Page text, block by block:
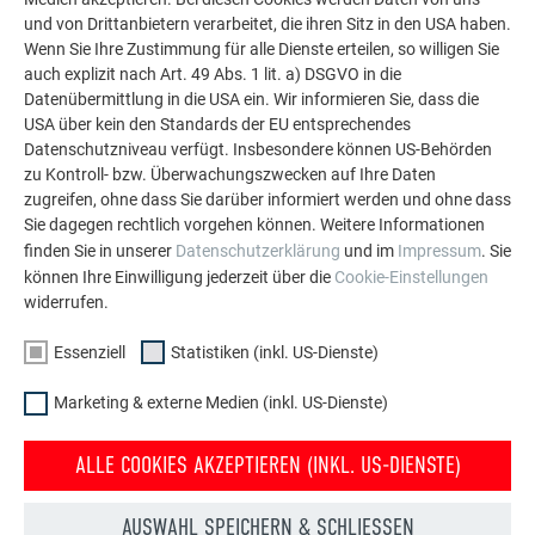
Erdgeschoss verbaute, lackierte Stahl und das
pulverbeschichtete Blech sowie die Alu-Holz-Fensterrahmen
sind farblich auf das Dach abgestimmt. Damit wird das
Aluminiumdach zum verbindenden Element im
architektonischen Gesamtkonzept.
und von Drittanbietern verarbeitet, die ihren Sitz in den USA haben.
Wenn Sie Ihre Zustimmung für alle Dienste erteilen, so willigen Sie
auch explizit nach Art. 49 Abs. 1 lit. a) DSGVO in die
Datenübermittlung in die USA ein. Wir informieren Sie, dass die
USA über kein den Standards der EU entsprechendes
Datenschutzniveau verfügt. Insbesondere können US-Behörden
zu Kontroll- bzw. Überwachungszwecken auf Ihre Daten
zugreifen, ohne dass Sie darüber informiert werden und ohne dass
Sie dagegen rechtlich vorgehen können. Weitere Informationen
finden Sie in unserer Datenschutzerklärung und im Impressum. Sie
können Ihre Einwilligung jederzeit über die Cookie-Einstellungen
widerrufen.
Essenziell Statistiken (inkl. US-Dienste)
Marketing & externe Medien (inkl. US-Dienste)
ALLE COOKIES AKZEPTIEREN (INKL. US-DIENSTE)
AUSWAHL SPEICHERN & SCHLIESSEN